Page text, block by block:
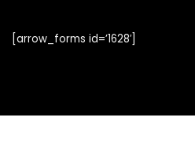
[arrow_forms id=’1628′]